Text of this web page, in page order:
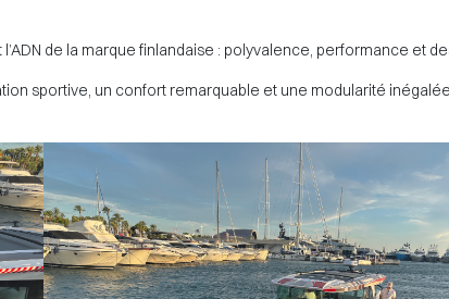
de la marque finlandaise : polyvalence, performance et
sportive, un confort remarquable et une modularité